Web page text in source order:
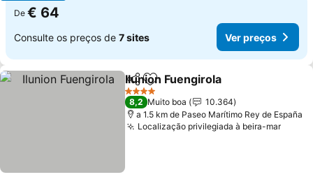
De € 64
Consulte os preços de 7 sites Ver preços
PartilharAdicionar aos favoritos
Ilunion Fuengirola
4 Estrelas
8,2 Muito boa
10.364
a 1.5 km de Paseo Marítimo Rey de España
Localização privilegiada à beira-mar